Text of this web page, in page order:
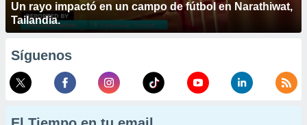
Un rayo impactó en un campo de fútbol en Narathiwat,
Tailandia.
Síguenos